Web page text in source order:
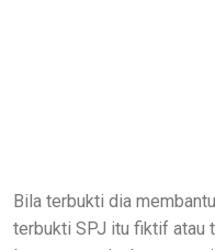
Bila terbukti dia
terbukti SPJ itu fiktif atau